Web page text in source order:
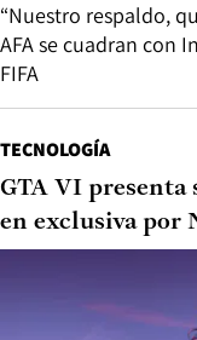
“Nuestro respaldo,
AFA se cuadran con
FIFA
TECNOLOGÍA
GTA VI
en exclusiva por